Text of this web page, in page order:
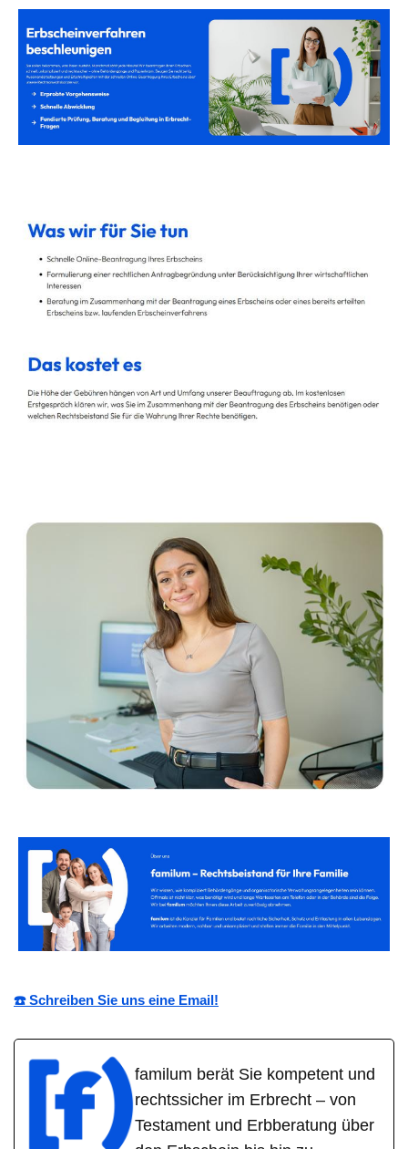
☎️ Schreiben Sie uns eine Email!
familum berät Sie kompetent und
rechtssicher im Erbrecht – von
Testament und Erbberatung über